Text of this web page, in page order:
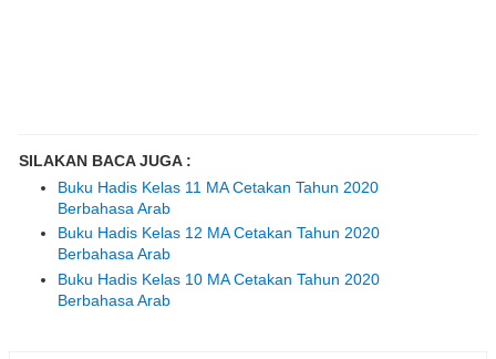
SILAKAN BACA JUGA :
Buku Hadis Kelas 11 MA Cetakan Tahun 2020
Berbahasa Arab
Buku Hadis Kelas 12 MA Cetakan Tahun 2020
Berbahasa Arab
Buku Hadis Kelas 10 MA Cetakan Tahun 2020
Berbahasa Arab